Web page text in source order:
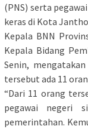
(PNS) serta
keras di Kota
Kepala BNN
Kepala Bidang
Senin,
tersebut ada 11
“Dari 11 orang
pegawai negeri
pemerintahan.